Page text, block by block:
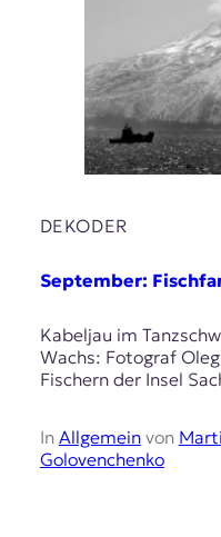
DEKODER
September:
Kabeljau im
Wachs: Fotograf
Fischern der Insel
In Allgemeinvon
Golovenchenko